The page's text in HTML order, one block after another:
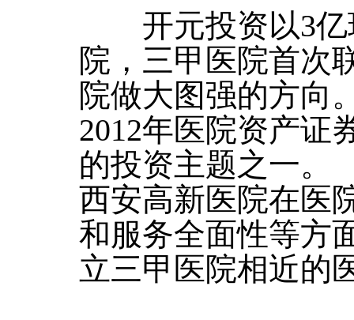
开元投资以3亿
院，三甲医院首次
院做大图强的方向
2012年医院资产证
的投资主题之一。
西安高新医院在医
和服务全面性等方
立三甲医院相近的